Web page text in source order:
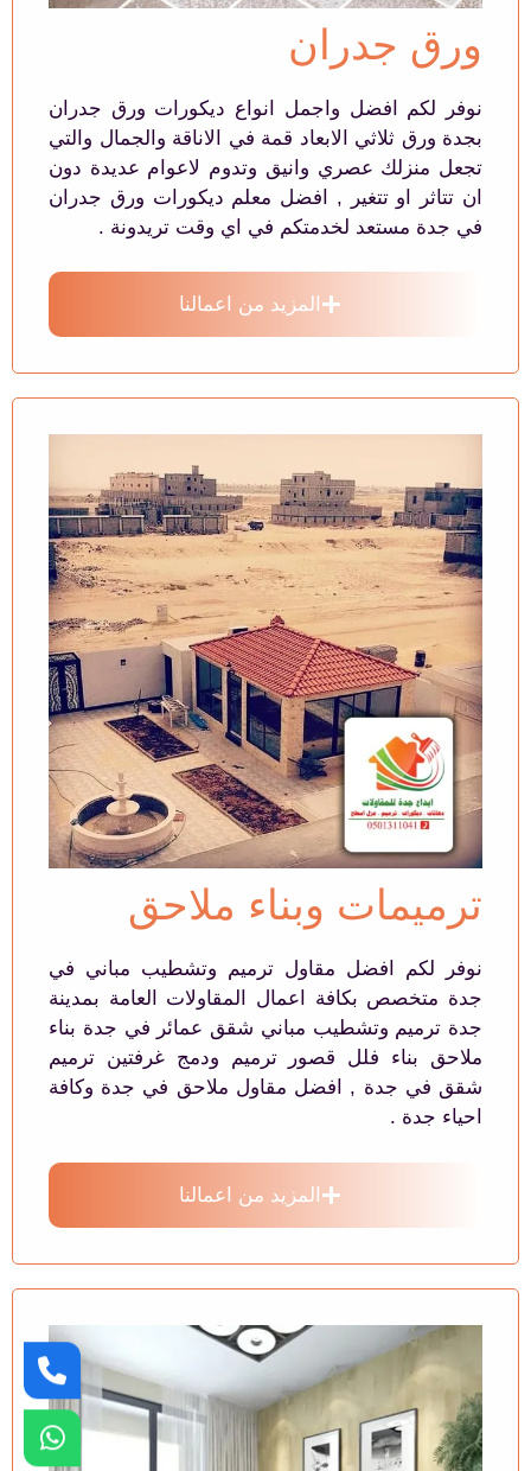
ورق جدران
نوفر لكم افضل واجمل انواع ديكورات ورق جدران
بجدة ورق ثلاثي الابعاد قمة في الاناقة والجمال والتي
تجعل منزلك عصري وانيق وتدوم لاعوام عديدة دون
ان تتاثر او تتغير , افضل معلم ديكورات ورق جدران
في جدة مستعد لخدمتكم في اي وقت تريدونة .
المزيد من اعمالنا
ترميمات وبناء ملاحق
نوفر لكم افضل مقاول ترميم وتشطيب مباني في
جدة متخصص بكافة اعمال المقاولات العامة بمدينة
جدة ترميم وتشطيب مباني شقق عمائر في جدة بناء
ملاحق بناء فلل قصور ترميم ودمج غرفتين ترميم
شقق في جدة , افضل مقاول ملاحق في جدة وكافة
احياء جدة .
المزيد من اعمالنا